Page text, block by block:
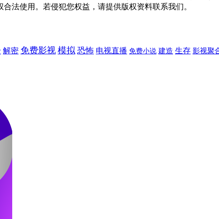
法使用。若侵犯您权益，请提供版权资料联系我们。
解密 免费影视 模拟 恐怖 电视直播 免费小说 建造 生存 影视聚